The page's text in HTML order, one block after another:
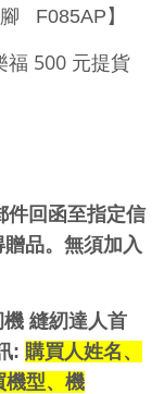
F085AP】
福 500 元提貨
件回函至指定信
贈品。無須加入
機 縫紉達人首
: 購買人姓名、
機型、機